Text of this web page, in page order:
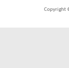
Copyright